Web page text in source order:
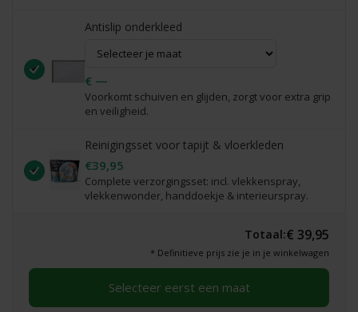
Antislip onderkleed
€ —
Voorkomt schuiven en glijden, zorgt voor extra grip
en veiligheid.
Reinigingsset voor tapijt & vloerkleden
€39,95
Complete verzorgingsset: incl. vlekkenspray,
vlekkenwonder, handdoekje & interieurspray.
Totaal:€ 39,95
* Definitieve prijs zie je in je winkelwagen
Selecteer eerst een maat